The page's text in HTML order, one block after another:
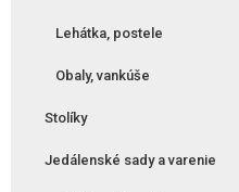
Lehátka, postele
Obaly, vankúše
Stolíky
Jedálenské sady a varenie